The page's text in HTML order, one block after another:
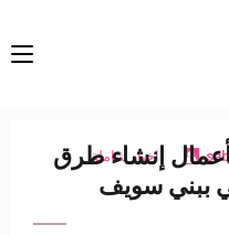
اخبار شاملة
إنشاء طرق
ببني سويف